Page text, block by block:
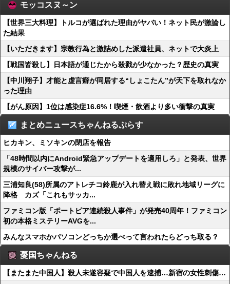
モッコスヌ～ン
【世界三大料理】トルコが選ばれた理由がヤバい！ネット民が激論し
た結果
【いただきます】宗教行為と激詰めした派遣社員、ネットで大炎上
【戦国皆殺し】日本語が通じたから殺戮が少なかった？歴史の真実
【中川翔子】才能と虚言癖が同居する“しょこたん”が天下を取れなか
った理由
【がん原因】1位は感染症16.6%！喫煙・飲酒より多い衝撃の真実
まとめニュースちゃんねるぷらす
ヒカキン、ミソキンの閉店を報告
「48時間以内にAndroid緊急アップデートを適用しろ」と発表、世界
規模のサイバー攻撃が...
三浦知良(58)所属のアトレチコ鈴鹿が入れ替え戦に敗れ地域リーグに
降格 カズ「これもサッカ...
ファミコン版「ポートピア連続殺人事件」が発売40周年！ファミコン
初の本格ミステリーAVGを...
みんなスマホかパソコンどっちか選べって言われたらどっち取る？
憂国ちゃんねる
【またまた中国人】殺人未遂容疑で中国人を逮捕…新宿の女性刺傷…